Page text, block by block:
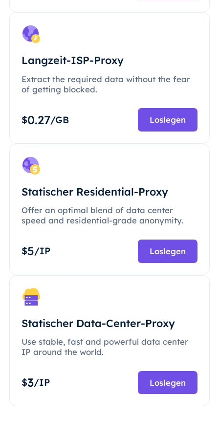
Langzeit-ISP-Proxy
Extract the required data without the fear
of getting blocked.
$0.27/GB Loslegen
Statischer Residential-Proxy
Offer an optimal blend of data center
speed and residential-grade anonymity.
$5/IP Loslegen
Statischer Data-Center-Proxy
Use stable, fast and powerful data center
IP around the world.
$3/IP Loslegen